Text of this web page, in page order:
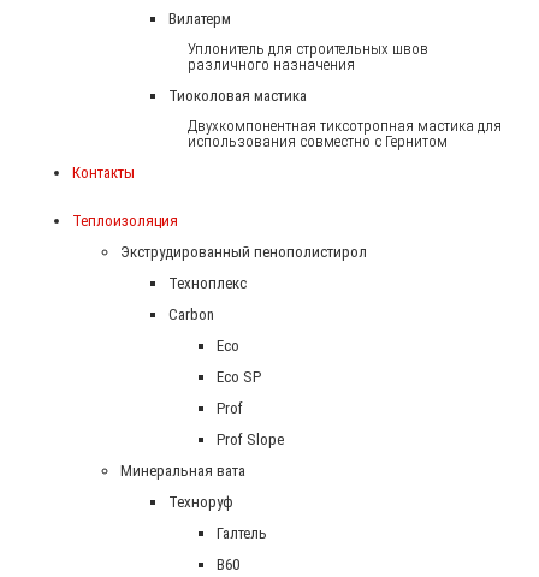
Вилатерм
Уплонитель для строительных швов
различного назначения
Тиоколовая мастика
Двухкомпонентная тиксотропная мастика для
использования совместно с Гернитом
Контакты
Теплоизоляция
Экструдированный пенополистирол
Техноплекс
Carbon
Eco
Eco SP
Prof
Prof Slope
Минеральная вата
Техноруф
Галтель
В60